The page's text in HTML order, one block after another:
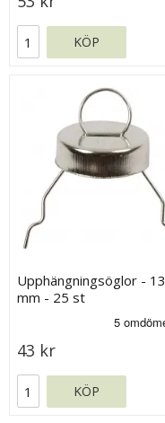
KÖP
Upphängningsöglor - 13
mm - 25 st
43 kr
KÖP